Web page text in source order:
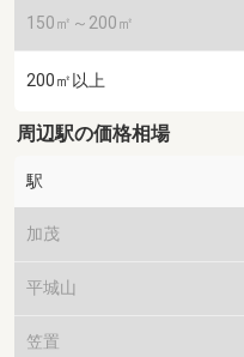
150㎡～200㎡
200㎡以上
周辺駅の価格相場
駅
加茂
平城山
笠置